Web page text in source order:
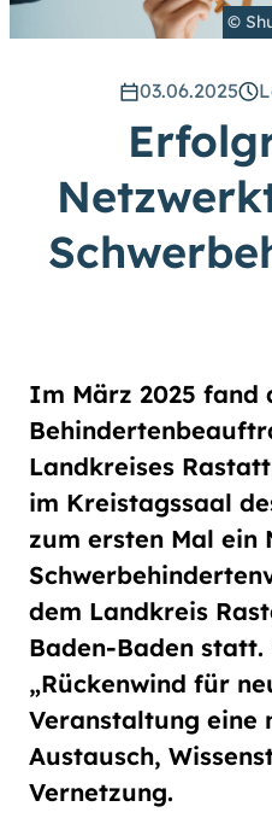
können Sie
Schriftgrößedas
anwählen.)
Übrigens: Unsere
Untertiteln
Leichte
an
normal
Kontrast
normal
©
03.06.2025
Im März 2025 fand
Landkreises
im Kreistagssaal
zum ersten Mal
dem Landkreis
Baden-Baden
„Rückenwind für
Veranstaltung
Austausch,
Vernetzung.